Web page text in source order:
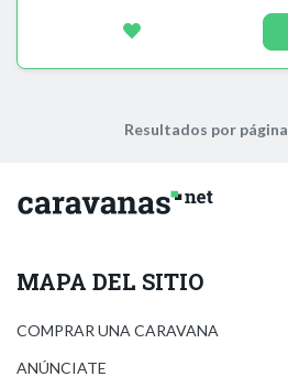
Resultados por página
MAPA DEL SITIO
COMPRAR UNA CARAVANA
ANÚNCIATE